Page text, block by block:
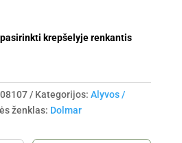
krepšelyje renkantis
Kategorijos: Alyvos /
ženklas: Dolmar